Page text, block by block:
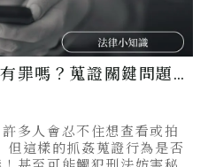
罪嗎？蒐證關鍵問題一
多人會忍不住想查看或拍
這樣的抓姦蒐證行為是否